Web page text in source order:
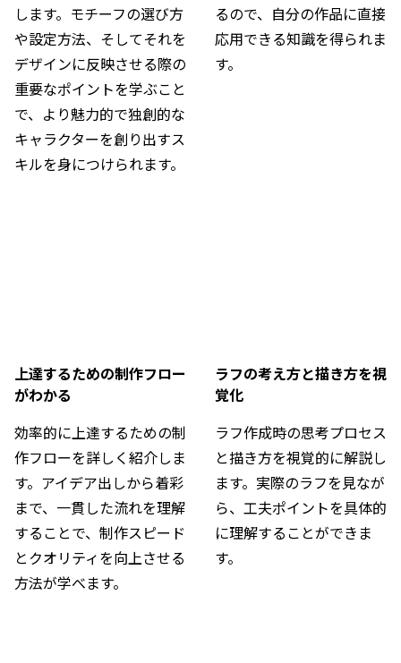
します。モチーフの選び方
や設定方法、そしてそれを
デザインに反映させる際の
重要なポイントを学ぶこと
で、より魅力的で独創的な
キャラクターを創り出すス
キルを身につけられます。
るので、自分の作品に直接
応用できる知識を得られま
す。
上達するための制作フロー
がわかる
効率的に上達するための制
作フローを詳しく紹介しま
す。アイデア出しから着彩
まで、一貫した流れを理解
することで、制作スピード
とクオリティを向上させる
方法が学べます。
ラフの考え方と描き方を視
覚化
ラフ作成時の思考プロセス
と描き方を視覚的に解説し
ます。実際のラフを見なが
ら、工夫ポイントを具体的
に理解することができま
す。